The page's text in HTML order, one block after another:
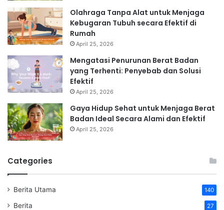
Olahraga Tanpa Alat untuk Menjaga
Kebugaran Tubuh secara Efektif di
Rumah
April 25, 2026
Mengatasi Penurunan Berat Badan
yang Terhenti: Penyebab dan Solusi
Efektif
April 25, 2026
Gaya Hidup Sehat untuk Menjaga Berat
Badan Ideal Secara Alami dan Efektif
April 25, 2026
Categories
Berita Utama 140
Berita 27